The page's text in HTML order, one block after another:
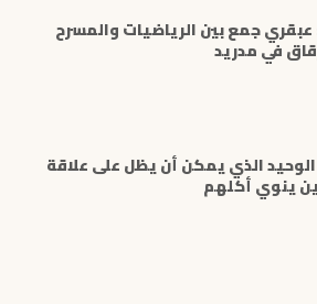
جمع بين الرياضيات والمسرح
في مدريد
الوحيد الذي يمكن أن يظل على علاقة
ينوي أكلهم